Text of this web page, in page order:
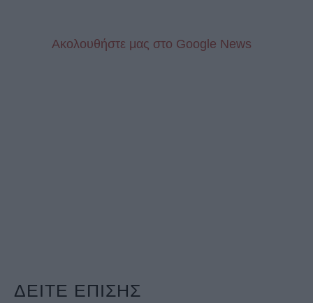
Aκολουθήστε μας στo Google News
ΔΕΙΤΕ ΕΠΙΣΗΣ